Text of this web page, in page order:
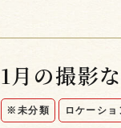
1月の撮影
※未分類 ロケーショ